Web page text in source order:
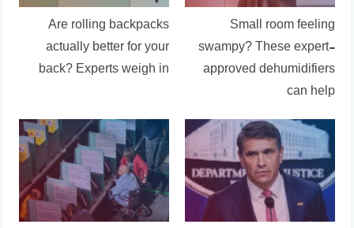
Small room feeling
swampy? These expert-
approved dehumidifiers
can help
Are rolling backpacks
actually better for your
back? Experts weigh in